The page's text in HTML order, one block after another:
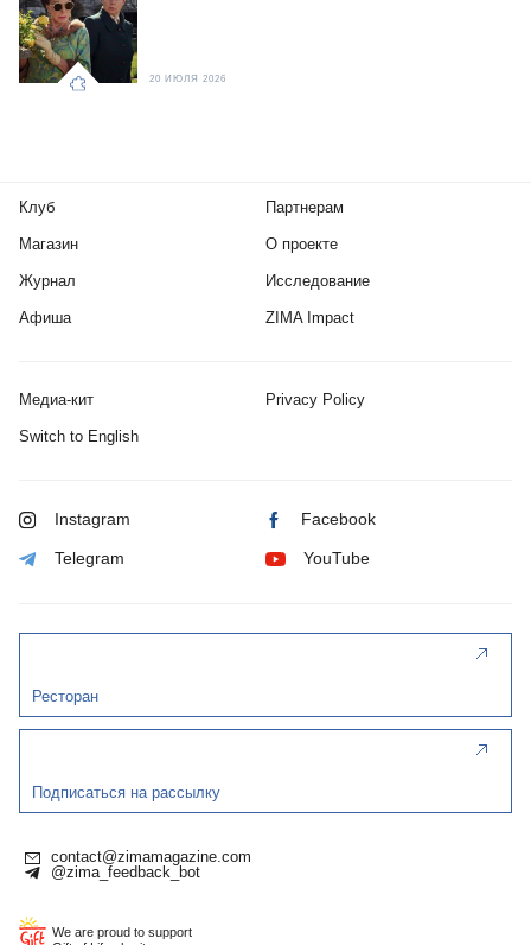
20 ИЮЛЯ 2026
Клуб
Магазин
Журнал
Афиша
Партнерам
О проекте
Исследование
ZIMA Impact
Медиа-кит Privacy Policy
Switch to English
Instagram Facebook
Telegram YouTube
Ресторан
Подписаться на рассылку
contact@zimamagazine.com
@zima_feedback_bot
We are proud to support